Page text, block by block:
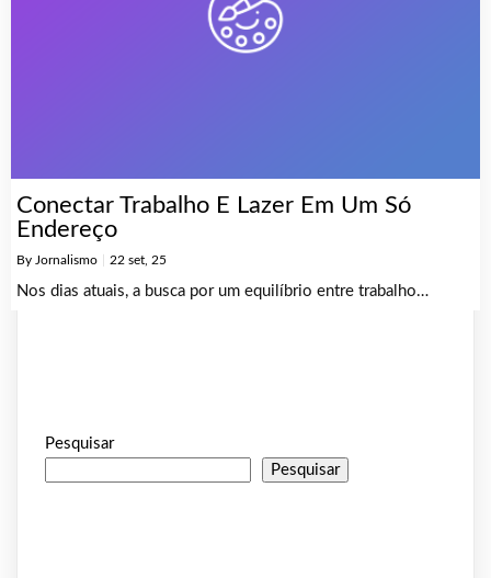
Conectar Trabalho E Lazer Em Um Só
Endereço
By Jornalismo 22 set, 25
Nos dias atuais, a busca por um equilíbrio entre trabalho…
Pesquisar
Pesquisar